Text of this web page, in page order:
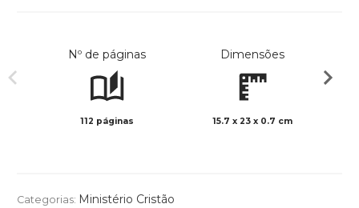
Nº de páginas
112 páginas
Dimensões
15.7 x 23 x 0.7 cm
Categorias: Ministério Cristão